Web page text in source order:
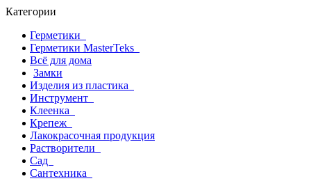
Категории
Герметики
Герметики MasterTeks
Всё для дома
Замки
Изделия из пластика
Инструмент
Клеенка
Крепеж
Лакокрасочная продукция
Растворители
Сад
Сантехника